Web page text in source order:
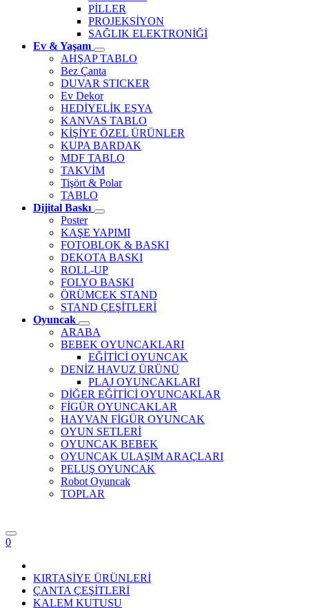
PİLLER
PROJEKSİYON
SAĞLIK ELEKTRONİĞİ
Ev & Yaşam
AHŞAP TABLO
Bez Çanta
DUVAR STICKER
Ev Dekor
HEDİYELİK EŞYA
KANVAS TABLO
KİŞİYE ÖZEL ÜRÜNLER
KUPA BARDAK
MDF TABLO
TAKVİM
Tişört & Polar
TABLO
Dijital Baskı
Poster
KAŞE YAPIMI
FOTOBLOK & BASKI
DEKOTA BASKI
ROLL-UP
FOLYO BASKI
ÖRÜMCEK STAND
STAND ÇEŞİTLERİ
Oyuncak
ARABA
BEBEK OYUNCAKLARI
EĞİTİCİ OYUNCAK
DENİZ HAVUZ ÜRÜNÜ
PLAJ OYUNCAKLARI
DİĞER EĞİTİCİ OYUNCAKLAR
FİGÜR OYUNCAKLAR
HAYVAN FİGÜR OYUNCAK
OYUN SETLERİ
OYUNCAK BEBEK
OYUNCAK ULAŞIM ARAÇLARI
PELUŞ OYUNCAK
Robot Oyuncak
TOPLAR
0
KIRTASİYE ÜRÜNLERİ
ÇANTA ÇEŞİTLERİ
KALEM KUTUSU